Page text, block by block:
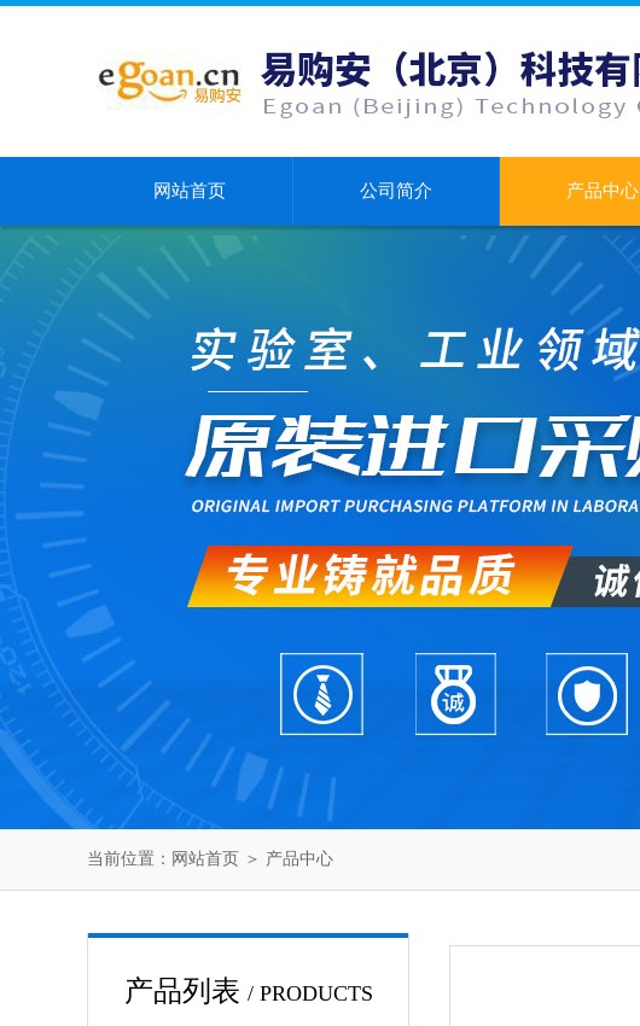
网站首页 公司简介 产品中心
当前位置： 网站首页 ＞ 产品中心
产品列表 / PRODUCTS